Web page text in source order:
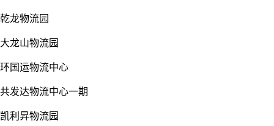
乾龙物流园
大龙山物流园
环国运物流中心
共发达物流中心一期
凯利昇物流园